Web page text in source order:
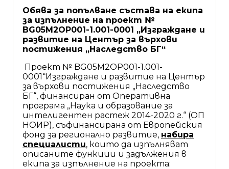
Обява за попълване състава на екипа
за изпълнение на проект №
BG05M2OP001-1.001-0001 „Изграждане и
развитие на Център за върхови
постижения „Наследство БГ“
Проект № BG05M2OP001-1.001-
0001“Изграждане и развитие на Център
за върхови постижения „Наследство
БГ“, финансиран от Оперативна
програма „Наука и образование за
интелигентен растеж 2014-2020 г.“ (ОП
НОИР), съфинансирана от Европейския
фонд за регионално развитие, набира
специалисти, които да изпълняват
описаните функции и задължения в
екипа за изпълнение на проекта: